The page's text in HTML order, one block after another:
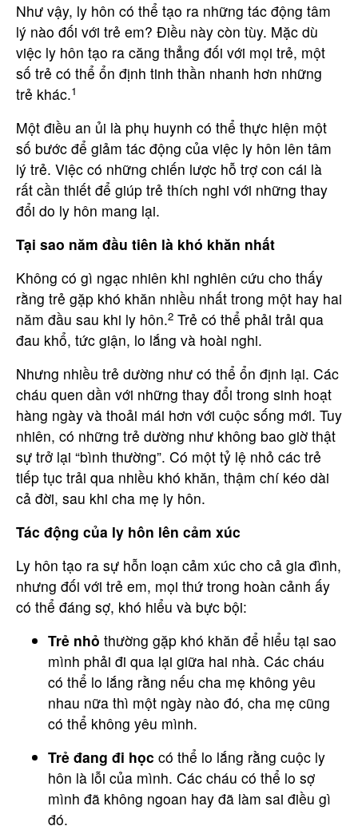
Như vậy, ly hôn có thể tạo ra những tác động tâm
lý nào đối với trẻ em? Điều này còn tùy. Mặc dù
việc ly hôn tạo ra căng thẳng đối với mọi trẻ, một
số trẻ có thể ổn định tinh thần nhanh hơn những
trẻ khác.1
Một điều an ủi là phụ huynh có thể thực hiện một
số bước để giảm tác động của việc ly hôn lên tâm
lý trẻ. Việc có những chiến lược hỗ trợ con cái là
rất cần thiết để giúp trẻ thích nghi với những thay
đổi do ly hôn mang lại.
Tại sao năm đầu tiên là khó khăn nhất
Không có gì ngạc nhiên khi nghiên cứu cho thấy
rằng trẻ gặp khó khăn nhiều nhất trong một hay hai
năm đầu sau khi ly hôn.2 Trẻ có thể phải trải qua
đau khổ, tức giận, lo lắng và hoài nghi.
Nhưng nhiều trẻ dường như có thể ổn định lại. Các
cháu quen dần với những thay đổi trong sinh hoạt
hàng ngày và thoải mái hơn với cuộc sống mới. Tuy
nhiên, có những trẻ dường như không bao giờ thật
sự trở lại “bình thường”. Có một tỷ lệ nhỏ các trẻ
tiếp tục trải qua nhiều khó khăn, thậm chí kéo dài
cả đời, sau khi cha mẹ ly hôn.
Tác động của ly hôn lên cảm xúc
Ly hôn tạo ra sự hỗn loạn cảm xúc cho cả gia đình,
nhưng đối với trẻ em, mọi thứ trong hoàn cảnh ấy
có thể đáng sợ, khó hiểu và bực bội:
Trẻ nhỏ thường gặp khó khăn để hiểu tại sao
mình phải đi qua lại giữa hai nhà. Các cháu
có thể lo lắng rằng nếu cha mẹ không yêu
nhau nữa thì một ngày nào đó, cha mẹ cũng
có thể không yêu mình.
Trẻ đang đi học có thể lo lắng rằng cuộc ly
hôn là lỗi của mình. Các cháu có thể lo sợ
mình đã không ngoan hay đã làm sai điều gì
đó.